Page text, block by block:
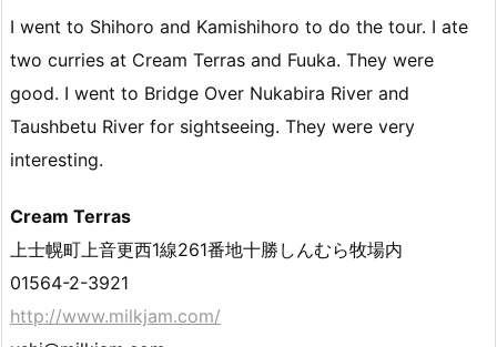
I went to Shihoro and Kamishihoro to do the tour. I ate
two curries at Cream Terras and Fuuka. They were
good. I went to Bridge Over Nukabira River and
Taushbetu River for sightseeing. They were very
interesting.
Cream Terras
上士幌町上音更西1線261番地十勝しんむら牧場内
01564-2-3921
http://www.milkjam.com/